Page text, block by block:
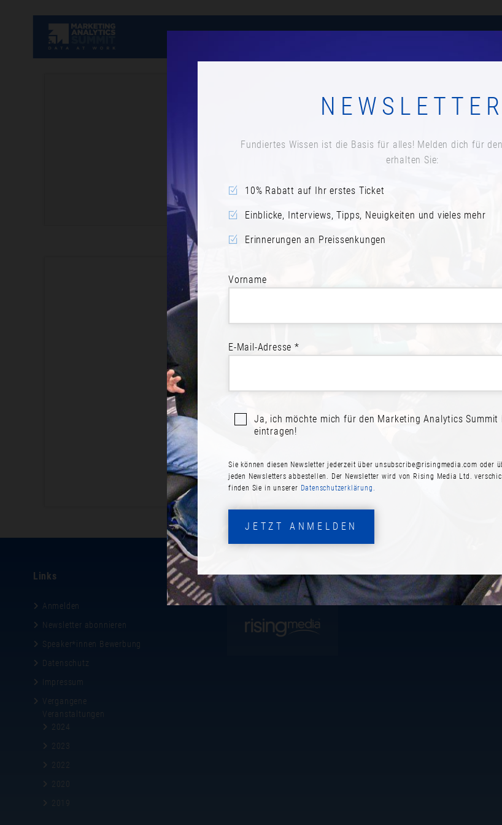
KURZE PAUSE
Datum:
Mittwoch, 15. November 2023
16:55
BEREIT ZUR
Jetzt anmelden! Schließen Sie sich
JETZT ANMELDEN
Links
Anmelden
Newsletter abonnieren
Speaker*innen Bewerbung
Datenschutz
Impressum
Vergangene
Veranstaltungen
2024
2023
2022
2020
2019
Gastgeber
NEWSLETTER
Fundiertes Wissen ist die Basis für alles! Melden dich für
erhalten Sie:
10% Rabatt auf Ihr erstes Ticket
Einblicke, Interviews, Tipps, Neuigkeiten und vieles mehr
Erinnerungen an Preissenkungen
Vorname
E-Mail-Adresse *
Ja, ich möchte mich für den Marketing Analytics Summit
eintragen!
Sie können diesen Newsletter jederzeit überunsubscribe@risingmedia.com oder
jeden Newsletters abbestellen. Der Newsletter wird von Rising Media Ltd.
finden Sie in unserer Datenschutzerklärung.
JETZT ANMELDEN